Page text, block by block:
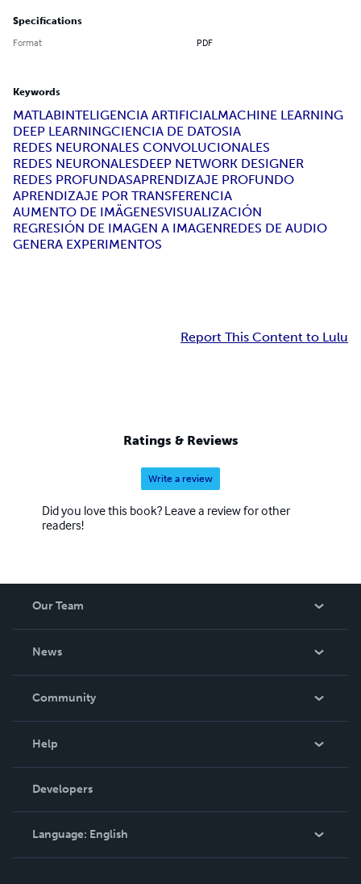
Specifications
Format PDF
Keywords
MATLABINTELIGENCIA ARTIFICIALMACHINE LEARNING
DEEP LEARNINGCIENCIA DE DATOSIA
REDES NEURONALES CONVOLUCIONALES
REDES NEURONALESDEEP NETWORK DESIGNER
REDES PROFUNDASAPRENDIZAJE PROFUNDO
APRENDIZAJE POR TRANSFERENCIA
AUMENTO DE IMÄGENESVISUALIZACIÓN
REGRESIÓN DE IMAGEN A IMAGENREDES DE AUDIO
GENERA EXPERIMENTOS
Report This Content to Lulu
Ratings & Reviews
Write a review
Did you love this book? Leave a review for other
readers!
Our Team
News
In The News
Community
Podcast
Help
Order Lookup
Knowledge Base
Contact Support
Developers
Language: English